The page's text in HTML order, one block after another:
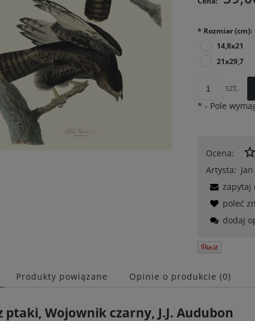
* Rozmiar (cm):
14,8x21
21x29,7
szt.
* - Pole
Ocena:
Artysta:
zapytaj
poleć
dodaj
Produkty powiązane Opinie o produkcie (0)
ptaki, Wojownik czarny, J.J. Audubon